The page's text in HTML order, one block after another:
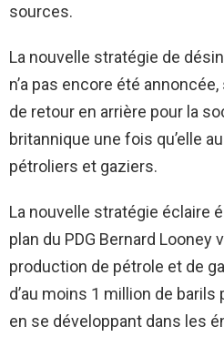
sources.
La nouvelle stratégie de
n’a pas encore été annoncée,
de retour en arrière pour la
britannique une fois qu’elle
pétroliers et gaziers.
La nouvelle stratégie éclaire
plan du PDG Bernard Looney
production de pétrole et de
d’au moins 1 million de barils
en se développant dans les